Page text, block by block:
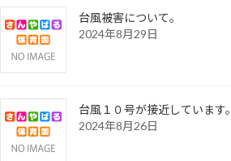
台風被害について。
2024年8月29日
台風１０号が接近しています。
2024年8月26日